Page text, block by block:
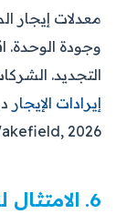
معدلات إيجار
وجودة الوحدة.
التجديد.
إيرادات الإيجار
2026).
6. الامتثال لنظام إيجار وبرنامج إيفاء